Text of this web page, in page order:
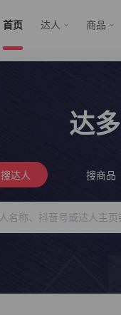
首页 达人 商品
达
搜达人 搜商品